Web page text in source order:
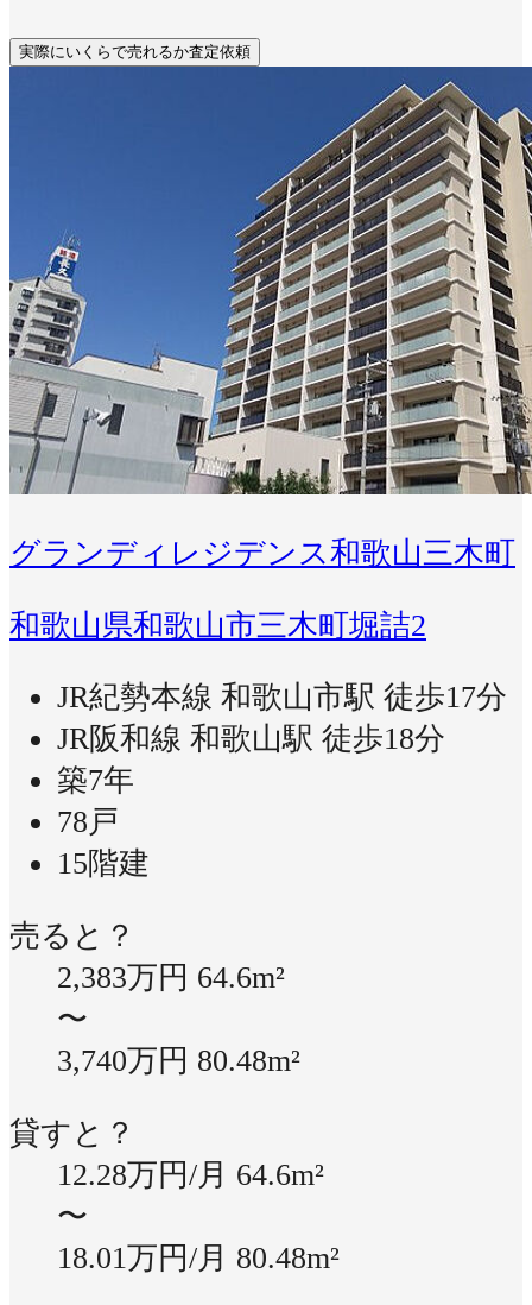
実際にいくらで売れるか査定依頼
グランディレジデンス和歌山三木町
和歌山県和歌山市三木町堀詰2
JR紀勢本線 和歌山市駅 徒歩17分
JR阪和線 和歌山駅 徒歩18分
築7年
78戸
15階建
売ると？
2,383万円 64.6m²
〜
3,740万円 80.48m²
貸すと？
12.28万円/月 64.6m²
〜
18.01万円/月 80.48m²